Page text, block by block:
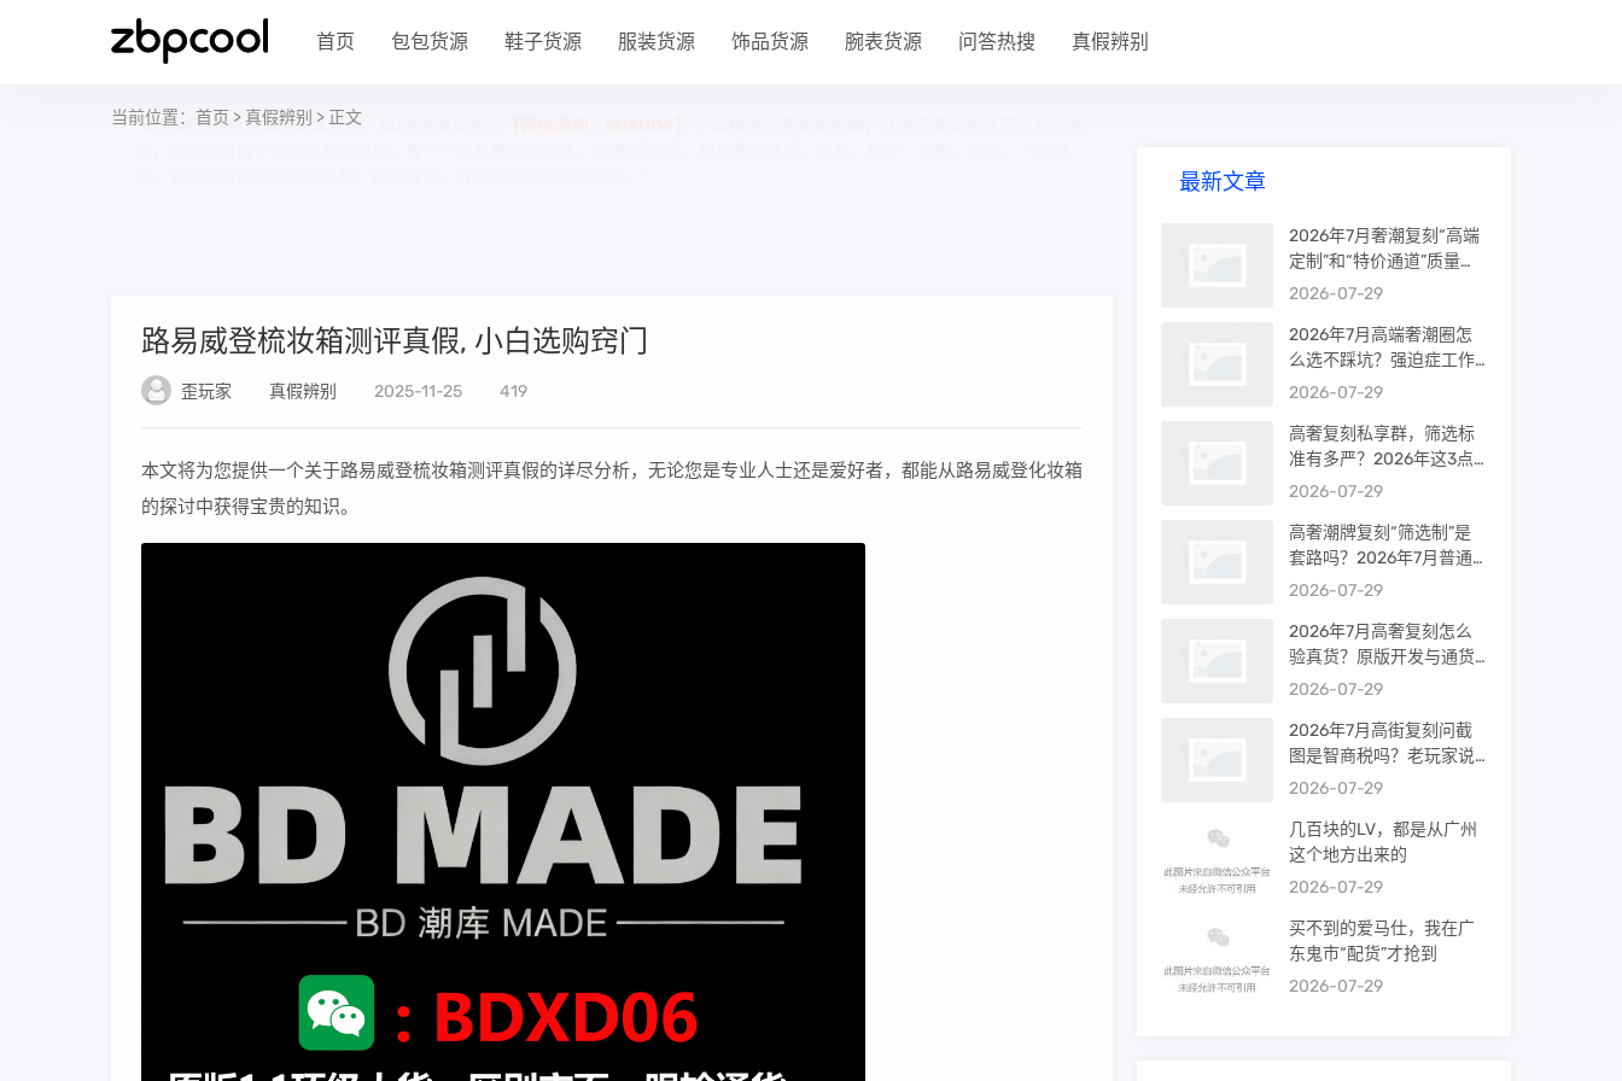
首页 包包货源 鞋子货源 服装货源 饰品货源 腕表货源 问答热搜 真假辨别
当前位置： 首页 > 真假辨别 > 正文
路易威登梳妆箱测评真假, 小白选购窍门
歪玩家 真假辨别 2025-11-25 419
本文将为您提供一个关于路易威登梳妆箱测评真假的详尽分析，无论您是专业人士还是爱好者，都能从路易威登化妆箱
的探讨中获得宝贵的知识。
最新文章
2026年7月奢潮复刻“高端
定制”和“特价通道”质量差
很多吗？内行人说出真相
2026-07-29
2026年7月高端奢潮圈怎
么选不踩坑？强迫症工作
室的筛选机制是真相还是
2026-07-29
高奢复刻私享群，筛选标
准有多严？2026年这3点
才是真相
2026-07-29
高奢潮牌复刻“筛选制”是
套路吗？2026年7月普通
买家能进高端群吗？
2026-07-29
2026年7月高奢复刻怎么
验真货？原版开发与通货
差距到底多大
2026-07-29
2026年7月高街复刻问截
图是智商税吗？老玩家说
出真相
2026-07-29
几百块的LV，都是从广州
这个地方出来的
2026-07-29
买不到的爱马仕，我在广
东鬼市“配货”才抢到
2026-07-29